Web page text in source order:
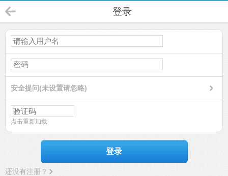
登录
安全提问(未设置请忽略)
点击重新加载
登录
还没有注册？